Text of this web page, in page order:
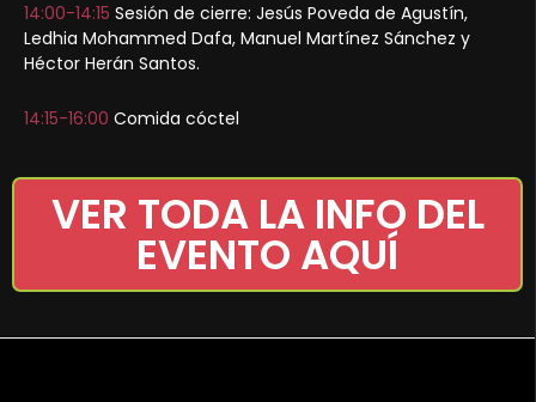
14:00-14:15 Sesión de cierre: Jesús Poveda de Agustín,
Ledhia Mohammed Dafa, Manuel Martínez Sánchez y
Héctor Herán Santos.
14:15-16:00 Comida cóctel
VER TODA LA INFO DEL
EVENTO AQUÍ